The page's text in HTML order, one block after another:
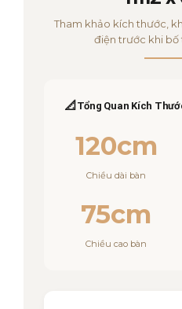
Tham khảo kích thước,
điện trước khi bố
📐 Tổng Quan Kích
120cm
Chiều dài bàn
75cm
Chiều cao bàn